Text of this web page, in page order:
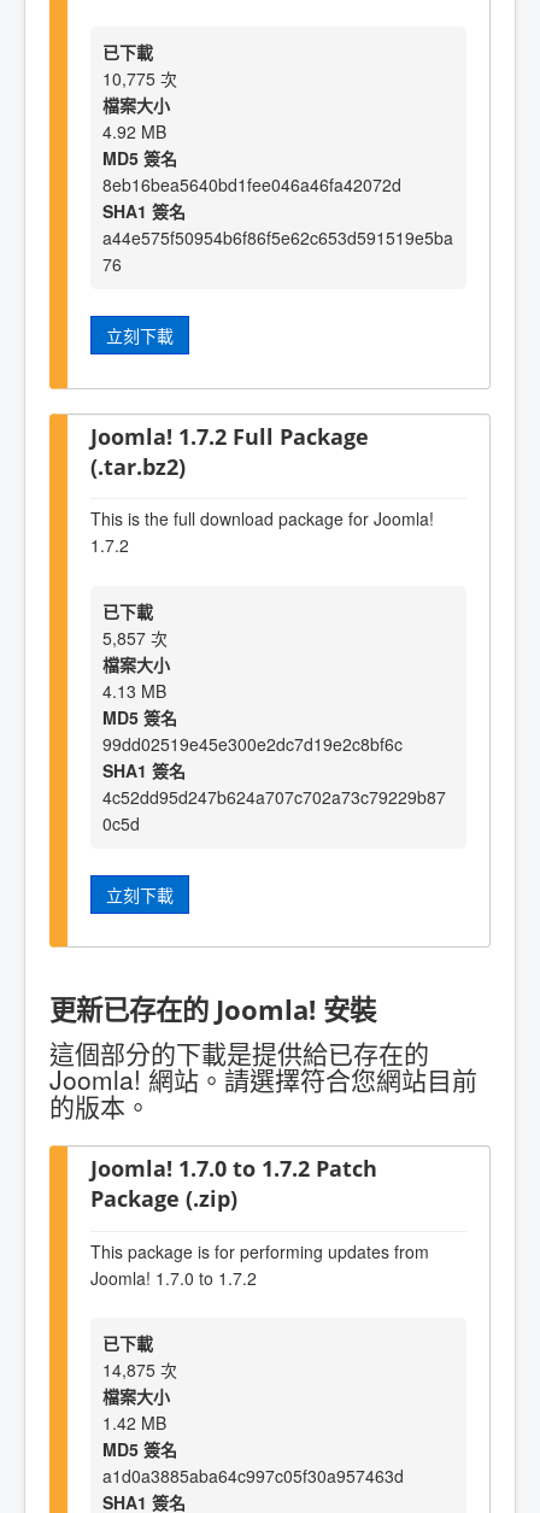
已下載
10,775 次
檔案大小
4.92 MB
MD5 簽名
8eb16bea5640bd1fee046a46fa42072d
SHA1 簽名
a44e575f50954b6f86f5e62c653d591519e5ba
76
立刻下載
Joomla! 1.7.2 Full Package
(.tar.bz2)
This is the full download package for Joomla!
1.7.2
已下載
5,857 次
檔案大小
4.13 MB
MD5 簽名
99dd02519e45e300e2dc7d19e2c8bf6c
SHA1 簽名
4c52dd95d247b624a707c702a73c79229b87
0c5d
立刻下載
更新已存在的 Joomla! 安裝
這個部分的下載是提供給已存在的
Joomla! 網站。請選擇符合您網站目前
的版本。
Joomla! 1.7.0 to 1.7.2 Patch
Package (.zip)
This package is for performing updates from
Joomla! 1.7.0 to 1.7.2
已下載
14,875 次
檔案大小
1.42 MB
MD5 簽名
a1d0a3885aba64c997c05f30a957463d
SHA1 簽名